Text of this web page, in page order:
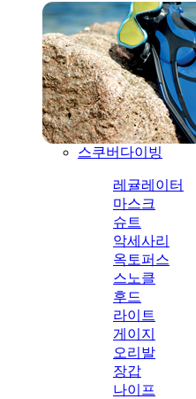
스쿠버다이빙
레귤레이터
마스크
슈트
악세사리
옥토퍼스
스노클
후드
라이트
게이지
오리발
장갑
나이프